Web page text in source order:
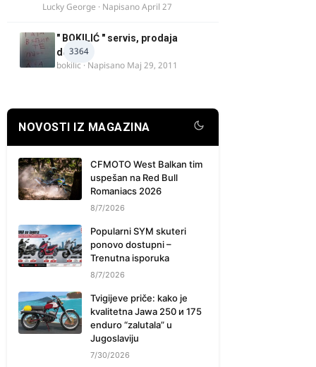
Lucky George · NapisanoApril 27
3364
" BOKILIĆ " servis, prodaja
delova
bokilic · Napisano Maj 29, 2011
NOVOSTI IZ MAGAZINA
CFMOTO West Balkan tim
uspešan na Red Bull
Romaniacs 2026
8/7/2026
Popularni SYM skuteri
ponovo dostupni –
Trenutna isporuka
8/7/2026
Tvigijeve priče: kako je
kvalitetna Jawa 250 и 175
enduro “zalutala” u
Jugoslaviju
7/30/2026